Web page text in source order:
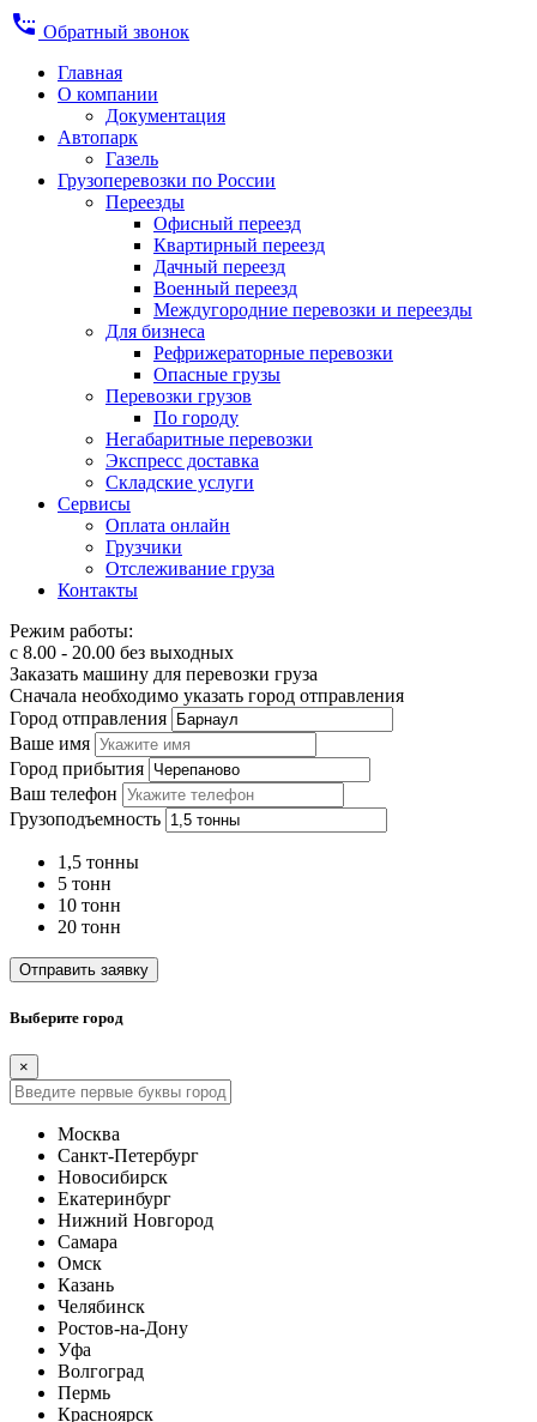
settings_phone Обратный звонок
Главная
О компании
Документация
Автопарк
Газель
Грузоперевозки по России
Переезды
Офисный переезд
Квартирный переезд
Дачный переезд
Военный переезд
Междугородние перевозки и переезды
Для бизнеса
Рефрижераторные перевозки
Опасные грузы
Перевозки грузов
По городу
Негабаритные перевозки
Экспресс доставка
Складские услуги
Сервисы
Оплата онлайн
Грузчики
Отслеживание груза
Контакты
Режим работы:
с 8.00 - 20.00 без выходных
Заказать машину для перевозки груза
Сначала необходимо указать город отправления
Город отправления
Ваше имя
Город прибытия
Ваш телефон
Грузоподъемность
1,5 тонны
5 тонн
10 тонн
20 тонн
Отправить заявку
Выберите город
×
Москва
Санкт-Петербург
Новосибирск
Екатеринбург
Нижний Новгород
Самара
Омск
Казань
Челябинск
Ростов-на-Дону
Уфа
Волгоград
Пермь
Красноярск